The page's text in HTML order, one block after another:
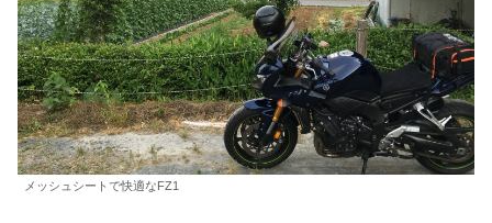
メッシュシートで快適なFZ1